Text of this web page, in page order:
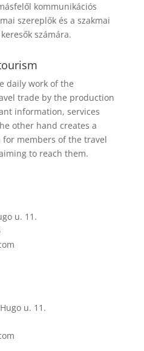
kommunikációs
szereplők és a szakmai
számára.
daily work of the
trade by the production
information, services
other hand creates a
members of the travel
to reach them.
u. 11.
u. 11.